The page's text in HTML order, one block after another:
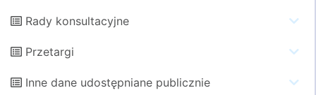
Rady konsultacyjne
Przetargi
Inne dane udostępniane publicznie